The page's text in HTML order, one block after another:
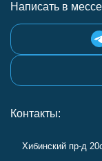
Написать в
Контакты:
Хибинский пр-д